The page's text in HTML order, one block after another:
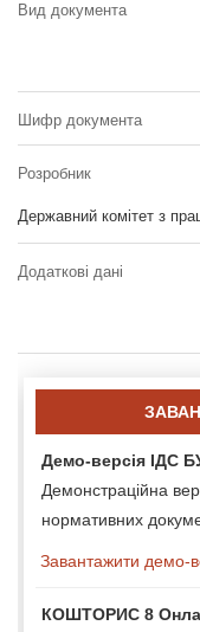
Вид документа
Шифр документа
Розробник
Державний комітет з
Додаткові дані
Демо-версія ІДС
Демонстраційна
нормативних
Завантажити демо-
КОШТОРИС 8